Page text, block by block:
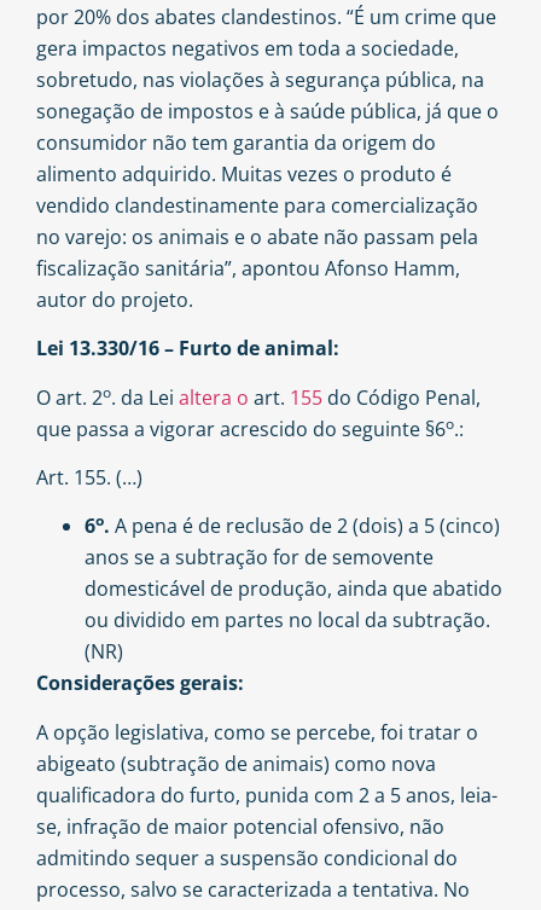
por 20% dos abates clandestinos. “É um crime que
gera impactos negativos em toda a sociedade,
sobretudo, nas violações à segurança pública, na
sonegação de impostos e à saúde pública, já que o
consumidor não tem garantia da origem do
alimento adquirido. Muitas vezes o produto é
vendido clandestinamente para comercialização
no varejo: os animais e o abate não passam pela
fiscalização sanitária”, apontou Afonso Hamm,
autor do projeto.
Lei 13.330/16 – Furto de animal:
O art. 2o. da Lei altera o art. 155 do Código Penal,
que passa a vigorar acrescido do seguinte §6o.:
Art. 155. (…)
6o. A pena é de reclusão de 2 (dois) a 5 (cinco)
anos se a subtração for de semovente
domesticável de produção, ainda que abatido
ou dividido em partes no local da subtração.
(NR)
Considerações gerais:
A opção legislativa, como se percebe, foi tratar o
abigeato (subtração de animais) como nova
qualificadora do furto, punida com 2 a 5 anos, leia-
se, infração de maior potencial ofensivo, não
admitindo sequer a suspensão condicional do
processo, salvo se caracterizada a tentativa. No